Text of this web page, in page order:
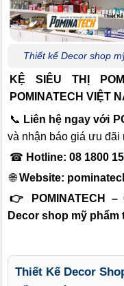
Thiết kế Decor shop
KỆ SIÊU THỊ
POMINATECH VIỆT
📞 Liên hệ ngay với
và nhận báo giá ưu đãi
☎ Hotline: 08 1800
🌐Website:
👉 POMINATECH
Decor shop mỹ
Thiết Kế Decor